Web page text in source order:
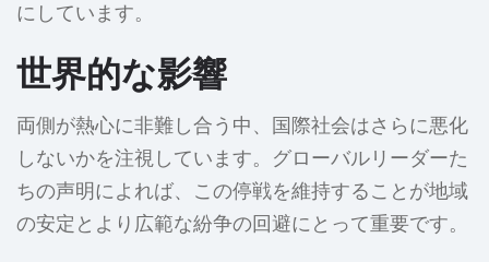
にしています。
世界的な影響
両側が熱心に非難し合う中、国際社会はさらに悪化
しないかを注視しています。グローバルリーダーた
ちの声明によれば、この停戦を維持することが地域
の安定とより広範な紛争の回避にとって重要です。